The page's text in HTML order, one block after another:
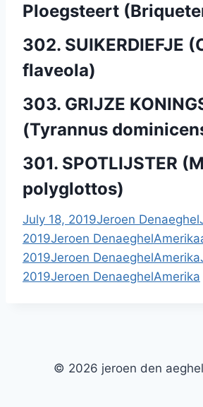
Ploegsteert
302. SUIKERDIEFJE
flaveola)
303. GRIJZE
(Tyrannus
301. SPOTLIJSTER
polyglottos)
July 18, 2019Jeroen Denaeghel
2019Jeroen Denaeghel
2019Jeroen DenaeghelAmerika
2019Jeroen DenaeghelAmerika
© 2026 jeroen den